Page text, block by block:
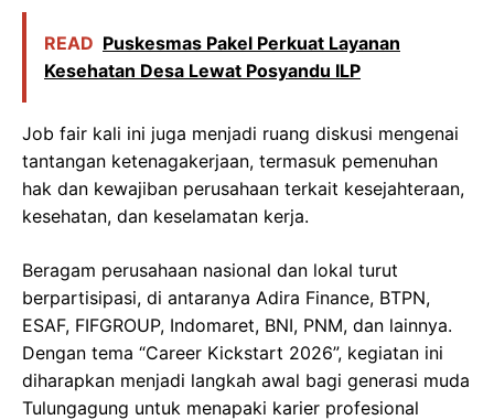
READ Puskesmas Pakel Perkuat Layanan
Kesehatan Desa Lewat Posyandu ILP
Job fair kali ini juga menjadi ruang diskusi mengenai
tantangan ketenagakerjaan, termasuk pemenuhan
hak dan kewajiban perusahaan terkait kesejahteraan,
kesehatan, dan keselamatan kerja.
Beragam perusahaan nasional dan lokal turut
berpartisipasi, di antaranya Adira Finance, BTPN,
ESAF, FIFGROUP, Indomaret, BNI, PNM, dan lainnya.
Dengan tema “Career Kickstart 2026”, kegiatan ini
diharapkan menjadi langkah awal bagi generasi muda
Tulungagung untuk menapaki karier profesional